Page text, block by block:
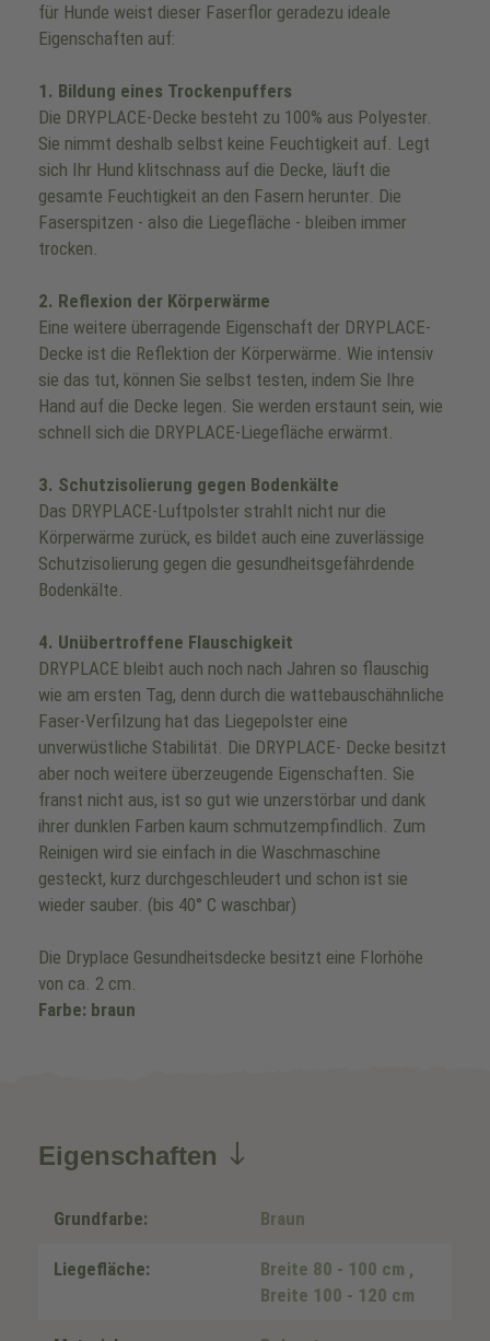
für Hunde weist dieser Faserflor geradezu ideale
Eigenschaften auf:
1. Bildung eines Trockenpuffers
Die DRYPLACE-Decke besteht zu 100% aus Polyester.
Sie nimmt deshalb selbst keine Feuchtigkeit auf. Legt
sich Ihr Hund klitschnass auf die Decke, läuft die
gesamte Feuchtigkeit an den Fasern herunter. Die
Faserspitzen - also die Liegefläche - bleiben immer
trocken.
2. Reflexion der Körperwärme
Eine weitere überragende Eigenschaft der DRYPLACE-
Decke ist die Reflektion der Körperwärme. Wie intensiv
sie das tut, können Sie selbst testen, indem Sie Ihre
Hand auf die Decke legen. Sie werden erstaunt sein, wie
schnell sich die DRYPLACE-Liegefläche erwärmt.
3. Schutzisolierung gegen Bodenkälte
Das DRYPLACE-Luftpolster strahlt nicht nur die
Körperwärme zurück, es bildet auch eine zuverlässige
Schutzisolierung gegen die gesundheitsgefährdende
Bodenkälte.
4. Unübertroffene Flauschigkeit
DRYPLACE bleibt auch noch nach Jahren so flauschig
wie am ersten Tag, denn durch die wattebauschähnliche
Faser-Verfilzung hat das Liegepolster eine
unverwüstliche Stabilität. Die DRYPLACE- Decke besitzt
aber noch weitere überzeugende Eigenschaften. Sie
franst nicht aus, ist so gut wie unzerstörbar und dank
ihrer dunklen Farben kaum schmutzempfindlich. Zum
Reinigen wird sie einfach in die Waschmaschine
gesteckt, kurz durchgeschleudert und schon ist sie
wieder sauber. (bis 40° C waschbar)
Die Dryplace Gesundheitsdecke besitzt eine Florhöhe
von ca. 2 cm.
Farbe: braun
Eigenschaften
Grundfarbe: Braun
Liegefläche: Breite 80 - 100 cm ,
Breite 100 - 120 cm